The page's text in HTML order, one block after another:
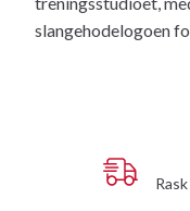
slangehodelogoen